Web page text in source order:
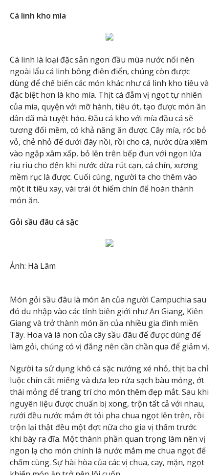
Cá linh kho mía
Cá linh là loại đặc sản ngon đầu mùa nước nổi nên
ngoài lẩu cá linh bông điên điển, chúng còn được
dùng để chế biến các món khác như cá linh kho tiêu và
đặc biệt hơn là kho mía. Thịt cá đẫm vị ngọt tự nhiên
của mía, quyện với mỡ hành, tiêu ớt, tạo được món ăn
dân dã mà tuyệt hảo. Đầu cá kho với mía đầu cá sẽ
tương đối mềm, có khả năng ăn được. Cây mía, róc bỏ
vỏ, chẻ nhỏ để dưới đáy nồi, rồi cho cá, nước dừa xiêm
vào ngập xâm xấp, bỏ lên trên bếp đun với ngọn lửa
riu riu cho đến khi nước dừa rút cạn, cá chín, xương
mềm rục là được. Cuối cùng, người ta cho thêm vào
một ít tiêu xay, vài trái ớt hiểm chín để hoàn thành
món ăn.
Gỏi sầu đâu cá sặc
Ảnh: Hà Lâm
Món gỏi sầu đâu là món ăn của người Campuchia sau
đó du nhập vào các tỉnh biên giới như An Giang, Kiên
Giang và trở thành món ăn của nhiều gia đình miền
Tây. Hoa và lá non của cây sầu đâu để được dùng để
làm gỏi, chúng có vị đắng nên cần chần qua để giảm vị.
Người ta sử dụng khô cá sặc nướng xé nhỏ, thịt ba chỉ
luộc chín cắt miếng và dưa leo rửa sạch bàu mỏng, ớt
thái mỏng để trang trí cho món thêm đẹp mắt. Sau khi
nguyên liệu được chuẩn bị xong, trộn tất cả với nhau,
rưới đều nước mắm ớt tỏi pha chua ngọt lên trên, rồi
trộn lại thật đều một đợt nữa cho gia vị thấm trước
khi bày ra đĩa. Một thành phần quan trọng làm nên vị
ngon lạ cho món chính là nước mắm me chua ngọt để
chấm cùng. Sự hài hòa của các vị chua, cay, mặn, ngọt